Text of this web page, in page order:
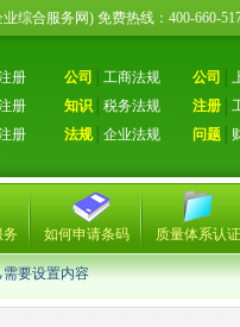
企业综合服务网) 免费热线：
册
册
册
公司
工商法规
知识
税务法规
法规│ 企业法规
公司
注册
问题
务 如何申请条码 质量体系认证
要设置内容